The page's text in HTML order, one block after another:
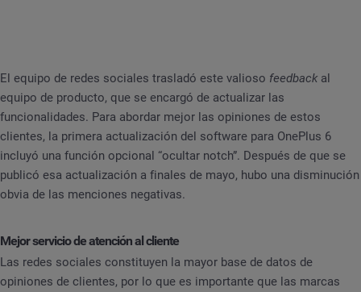
El equipo de redes sociales trasladó este valioso feedback al
equipo de producto, que se encargó de actualizar las
funcionalidades. Para abordar mejor las opiniones de estos
clientes, la primera actualización del software para OnePlus 6
incluyó una función opcional “ocultar notch”. Después de que se
publicó esa actualización a finales de mayo, hubo una disminución
obvia de las menciones negativas.
Mejor servicio de atención al cliente
Las redes sociales constituyen la mayor base de datos de
opiniones de clientes, por lo que es importante que las marcas